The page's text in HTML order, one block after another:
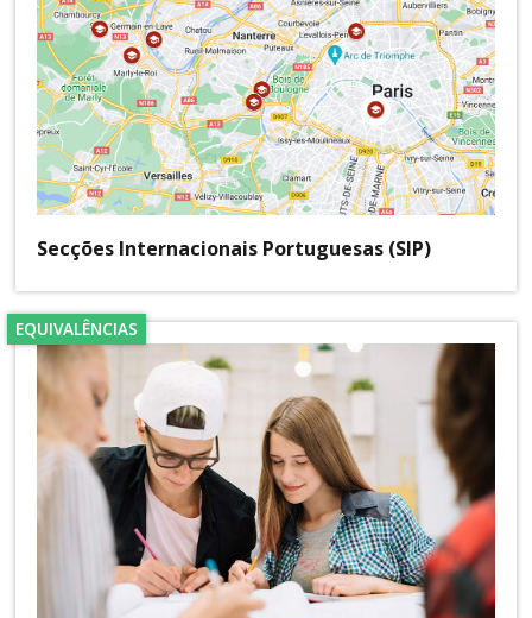
Secções Internacionais Portuguesas (SIP)
EQUIVALÊNCIAS